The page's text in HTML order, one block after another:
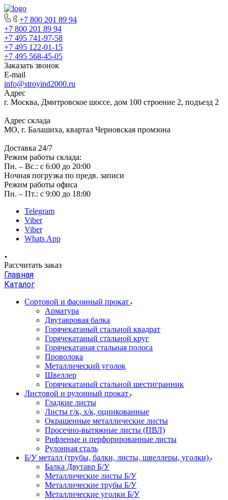
+7 800 201 89 94
+7 800 201 89 94
+7 495 741-97-58
+7 495 122-01-15
+7 495 568-45-05
Заказать звонок
E-mail
info@stroyind2000.ru
Адрес
г. Москва, Дмитровское шоссе, дом 100 строение 2, подъезд 2
Адрес склада
МО, г. Балашиха, квартал Черновская промзона
Доставка 24/7
Режим работы склада:
Пн. – Вс.: с 6:00 до 20:00
Ночная погрузка по предв. записи
Режим работы офиса
Пн. – Пт.: с 9:00 до 18:00
Telegram
Viber
Viber
Whats App
Рассчитать заказ
Главная
Каталог
Сортовой и фасонный прокат
Арматура
Двутавровая балка
Горячекатаный стальной квадрат
Горячекатаный стальной круг
Горячекатаная стальная полоса
Проволока
Металлический уголок
Швеллер
Горячекатаный стальной шестигранник
Листовой и рулонный прокат
Гладкие листы
Листы г/к, х/к, оцинкованные
Окрашенные металлические листы
Просечно-вытяжные листы (ПВЛ)
Рифленые и перфорированные листы
Рулонная сталь
Б/У металл (трубы, балки, листы, швеллеры, уголки)
Балка Двутавр Б/У
Металлические листы Б/У
Металлические трубы Б/У
Металлические уголки Б/У